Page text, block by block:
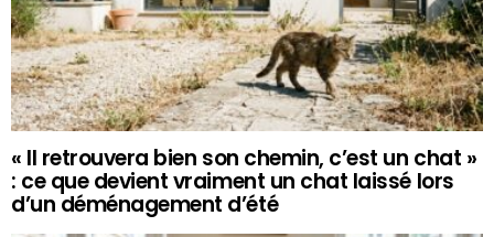
« Il retrouvera bien son chemin, c’est un chat »
: ce que devient vraiment un chat laissé lors
d’un déménagement d’été